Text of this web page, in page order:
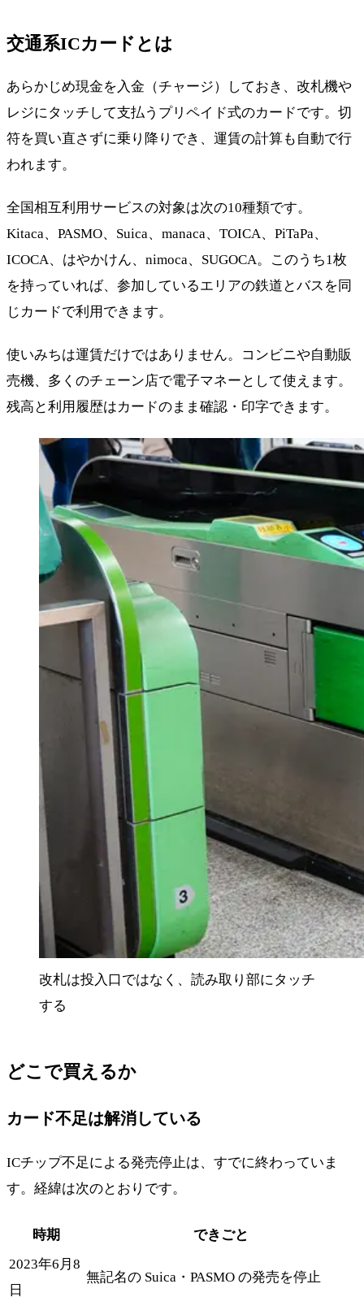
交通系ICカードとは
あらかじめ現金を入金（チャージ）しておき、改札機や
レジにタッチして支払うプリペイド式のカードです。切
符を買い直さずに乗り降りでき、運賃の計算も自動で行
われます。
全国相互利用サービスの対象は次の10種類です。
Kitaca、PASMO、Suica、manaca、TOICA、PiTaPa、
ICOCA、はやかけん、nimoca、SUGOCA。このうち1枚
を持っていれば、参加しているエリアの鉄道とバスを同
じカードで利用できます。
使いみちは運賃だけではありません。コンビニや自動販
売機、多くのチェーン店で電子マネーとして使えます。
残高と利用履歴はカードのまま確認・印字できます。
改札は投入口ではなく、読み取り部にタッチ
する
どこで買えるか
カード不足は解消している
ICチップ不足による発売停止は、すでに終わっていま
す。経緯は次のとおりです。
時期
できごと
2023年6月8
日
無記名の Suica・PASMO の発売を停止